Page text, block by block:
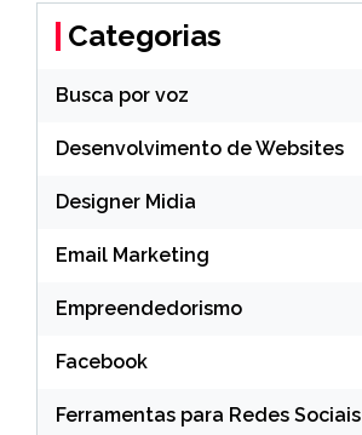
Categorias
Busca por voz
Desenvolvimento de Websites
Designer Midia
Email Marketing
Empreendedorismo
Facebook
Ferramentas para Redes Sociais